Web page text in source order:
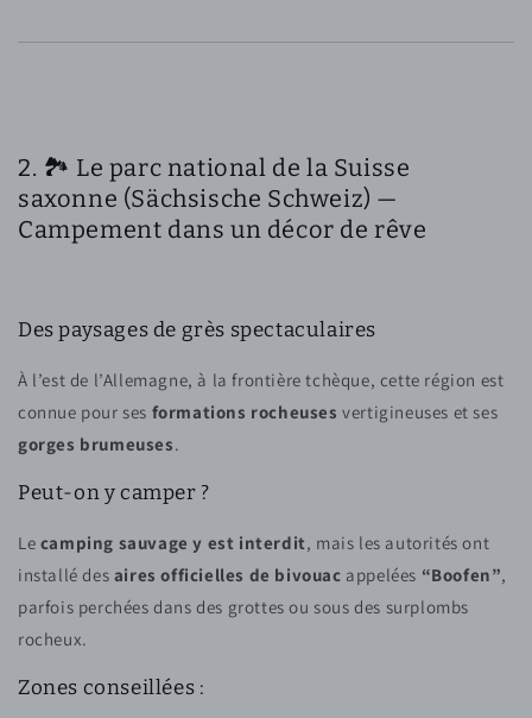
2. 🏞️ Le parc national de la Suisse
saxonne (Sächsische Schweiz) —
Campement dans un décor de rêve
Des paysages de grès spectaculaires
À l’est de l’Allemagne, à la frontière tchèque, cette région est
connue pour ses formations rocheuses vertigineuses et ses
gorges brumeuses.
Peut-on y camper ?
Le camping sauvage y est interdit, mais les autorités ont
installé des aires officielles de bivouac appelées “Boofen”,
parfois perchées dans des grottes ou sous des surplombs
rocheux.
Zones conseillées :